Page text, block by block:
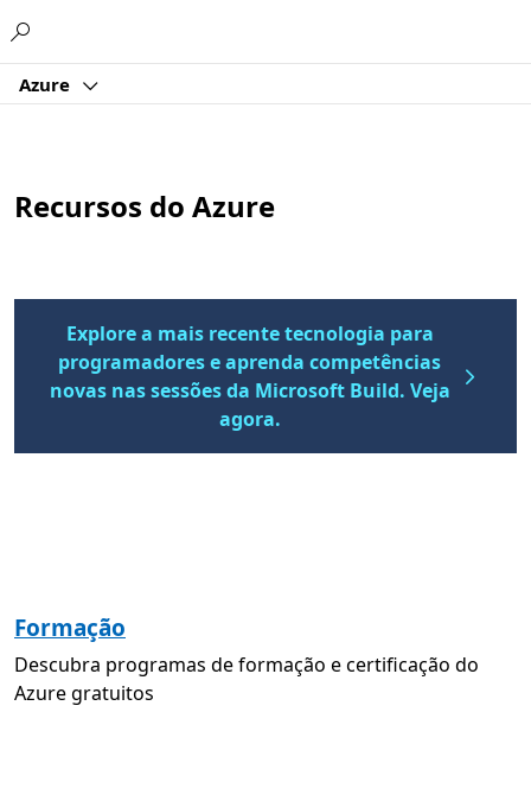
Azure
Recursos do Azure
Explore a mais recente tecnologia para
programadores e aprenda competências
novas nas sessões da Microsoft Build. Veja
agora.
Formação
Descubra programas de formação e certificação do
Azure gratuitos